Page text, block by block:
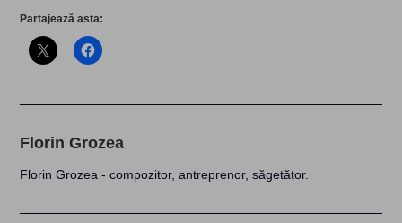
Partajează asta:
Florin Grozea
Florin Grozea - compozitor, antreprenor, săgetător.